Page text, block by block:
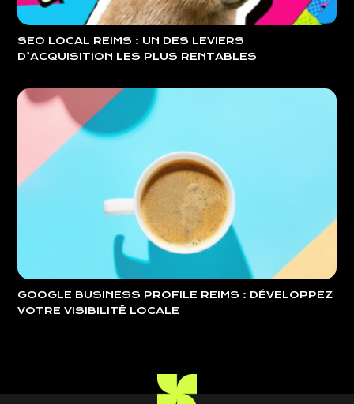
SEO LOCAL REIMS : UN DES LEVIERS
D’ACQUISITION LES PLUS RENTABLES
GOOGLE BUSINESS PROFILE REIMS : DÉVELOPPEZ
VOTRE VISIBILITÉ LOCALE